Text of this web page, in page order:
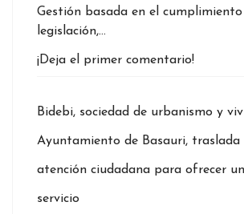
Gestión basada en el
legislación,…
¡Deja el primer comentario!
Bidebi, sociedad de urbanismo y
Ayuntamiento de Basauri, traslada
atención ciudadana para ofrecer
servicio